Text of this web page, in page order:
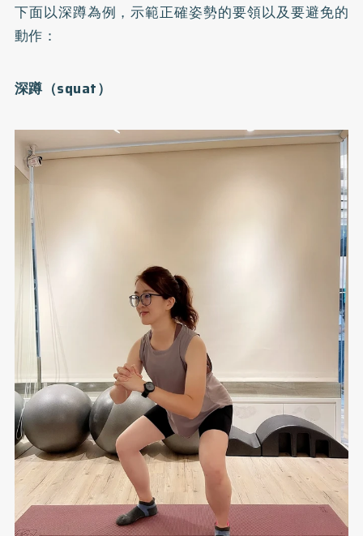
下面以深蹲為例，示範正確姿勢的要領以及要避免的
動作：
深蹲（squat）